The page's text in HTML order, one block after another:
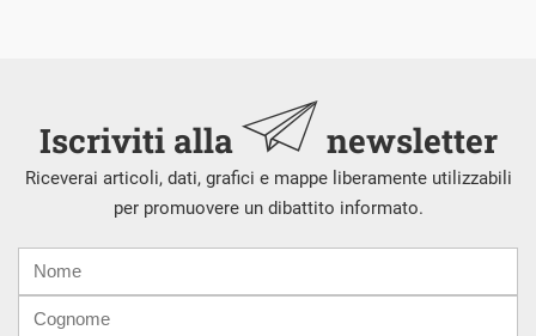
Iscriviti alla newsletter
Riceverai articoli, dati, grafici e mappe liberamente utilizzabili
per promuovere un dibattito informato.
mail